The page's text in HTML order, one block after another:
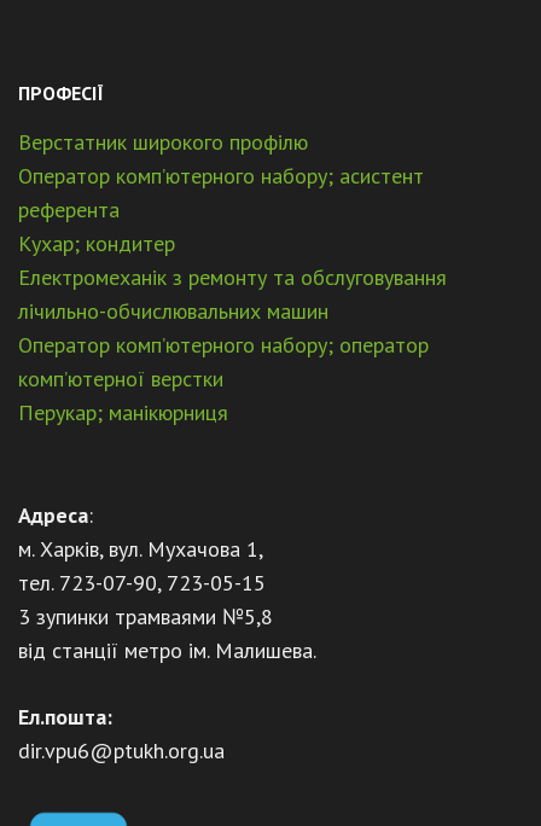
ПРОФЕСІЇ
Верстатник широкого профілю
Оператор комп’ютерного набору; асистент
референта
Кухар; кондитер
Електромеханік з ремонту та обслуговування
лічильно-обчислювальних машин
Оператор комп’ютерного набору; оператор
комп’ютерної верстки
Перукар; манікюрниця
Адреса:
м. Харків, вул. Мухачова 1,
тел. 723-07-90, 723-05-15
3 зупинки трамваями №5,8
від станції метро ім. Малишева.
Ел.пошта:
dir.vpu6@ptukh.org.ua